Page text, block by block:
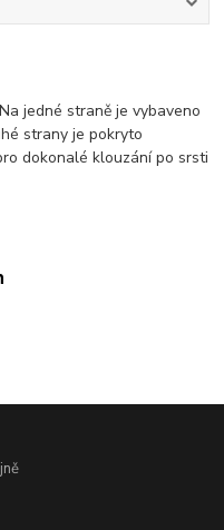
jedné straně je vybaveno
strany je pokryto
dokonalé klouzání po srsti